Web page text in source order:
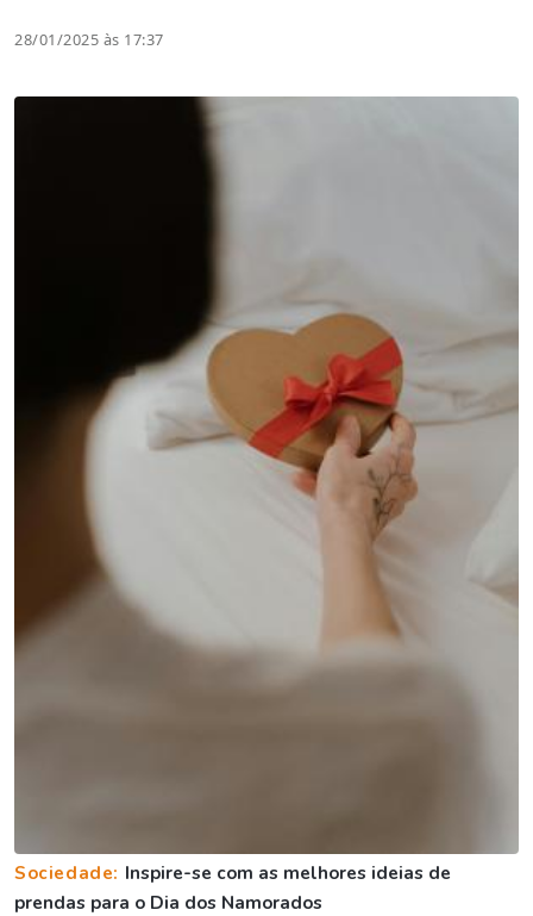
28/01/2025 às 17:37
Sociedade: Inspire-se com as melhores ideias de
prendas para o Dia dos Namorados